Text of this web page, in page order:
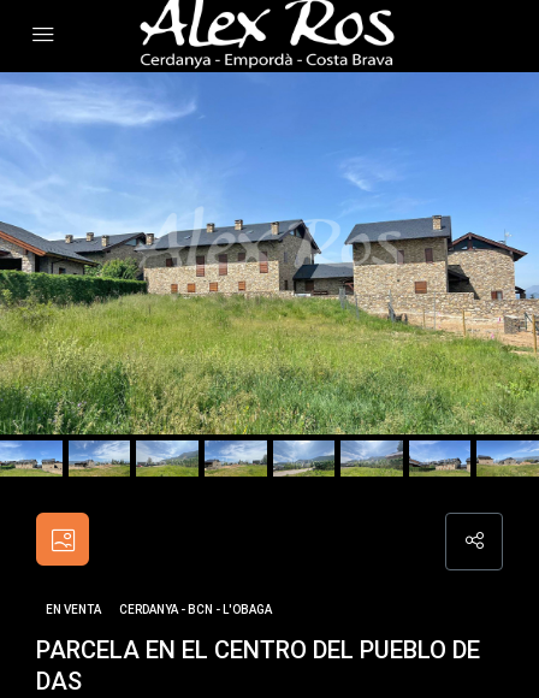
EN VENTA CERDANYA - BCN - L'OBAGA
PARCELA EN EL CENTRO DEL PUEBLO DE
DAS